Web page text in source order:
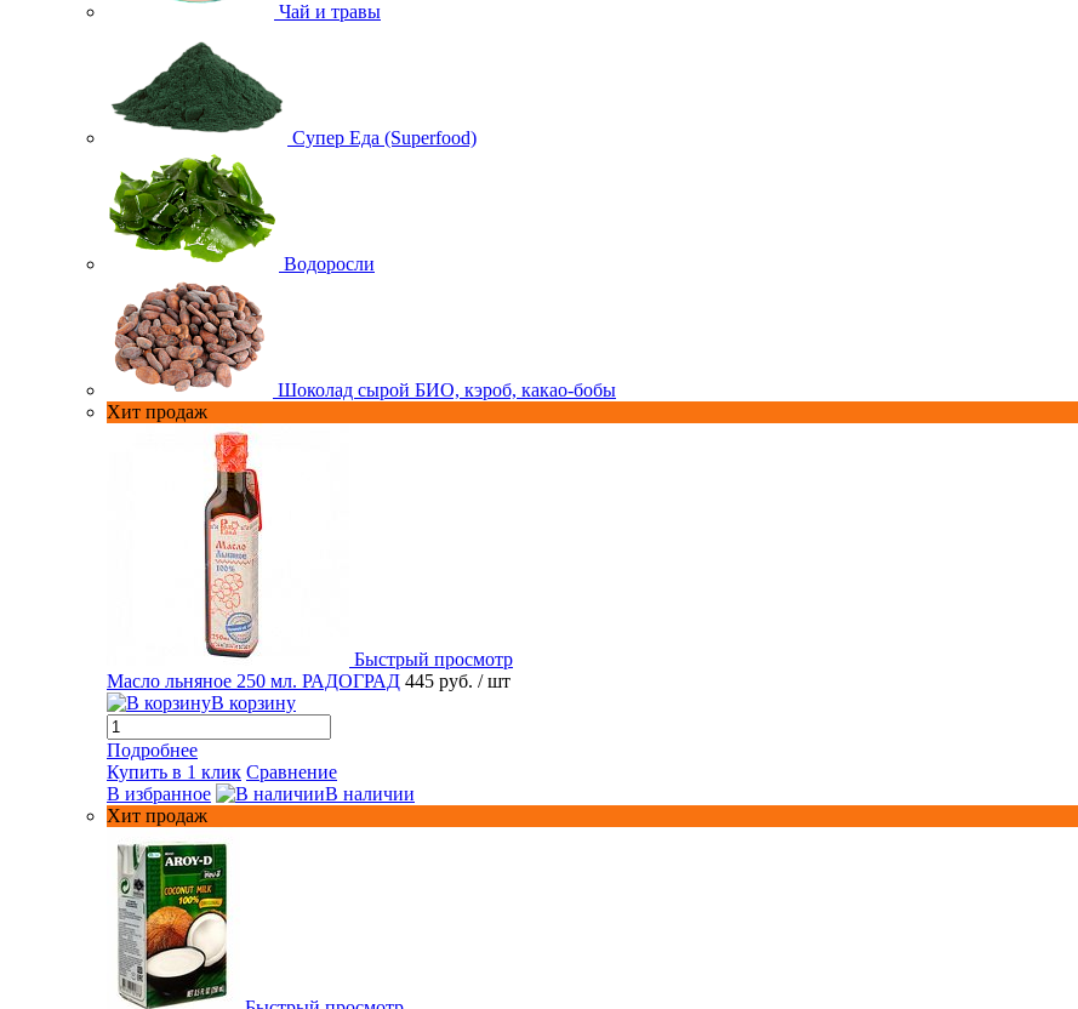
Чай и травы
Супер Еда (Superfood)
Водоросли
Шоколад сырой БИО, кэроб, какао-бобы
Хит продаж
Быстрый просмотр
Масло льняное 250 мл. РАДОГРАД 445 руб. / шт
В корзину
Подробнее
Купить в 1 клик Сравнение
В избранное
В наличии
Хит продаж